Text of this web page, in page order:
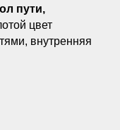
пути,
цвет
внутренняя